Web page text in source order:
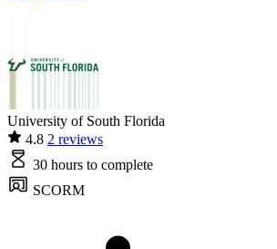
University of South Florida
4.8 2 reviews
30 hours to complete
SCORM